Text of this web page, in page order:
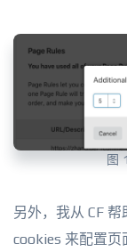
图
另外，我从 CF
cookies 来配置